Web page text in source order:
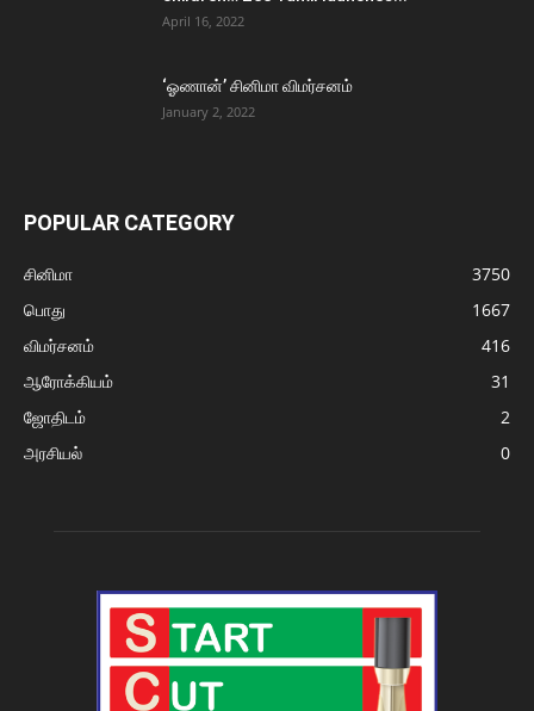
April 16, 2022
‘ஓணான்’ சினிமா விமர்சனம்
January 2, 2022
POPULAR CATEGORY
சினிமா
3750
பொது
1667
விமர்சனம்
416
ஆரோக்கியம்
31
ஜோதிடம்
2
அரசியல்
0